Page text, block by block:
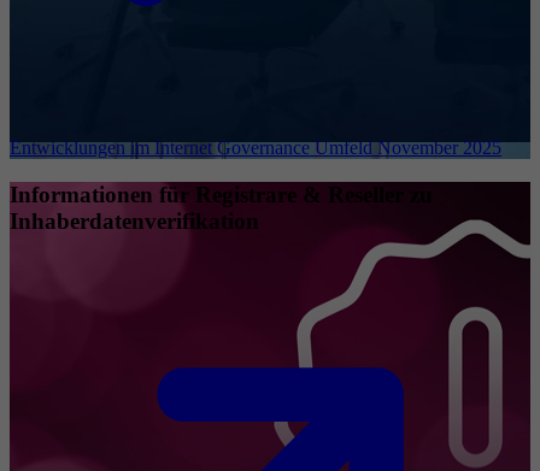
Entwicklungen im Internet Governance Umfeld November 2025
Informationen für Registrare & Reseller zu
Inhaberdatenverifikation